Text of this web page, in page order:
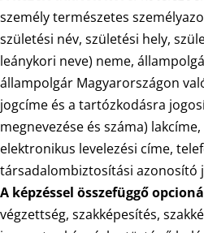
személy természetes
születési név, születési hely,
leánykori neve) neme,
állampolgár Magyarországon
jogcíme és a tartózkodásra
megnevezése és száma)
elektronikus levelezési címe,
társadalombiztosítási azonosító
A képzéssel összefüggő
végzettség, szakképesítés,